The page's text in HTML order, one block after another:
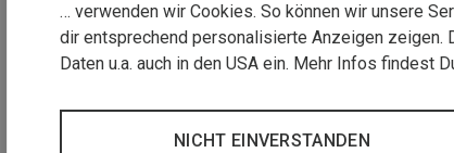
… verwenden wir Cookies. So können wir unsere
dir entsprechend personalisierte Anzeigen zeigen.
Daten u.a. auch in den USA ein. Mehr Infos findest
NICHT EINVERSTANDEN